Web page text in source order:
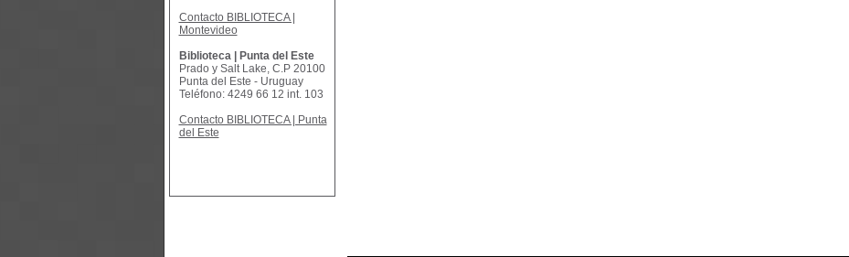
Contacto BIBLIOTECA |
Montevideo
Biblioteca | Punta del Este
Prado y Salt Lake, C.P 20100
Punta del Este - Uruguay
Teléfono: 4249 66 12 int. 103
Contacto BIBLIOTECA | Punta
del Este